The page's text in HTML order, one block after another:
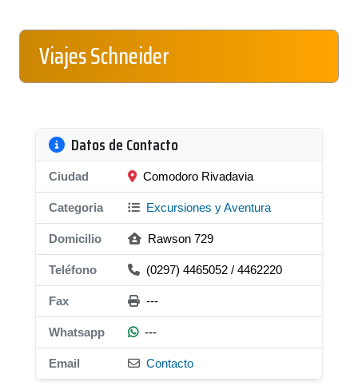
Viajes Schneider
Datos de Contacto
Ciudad Comodoro Rivadavia
Categoria Excursiones y Aventura
Domicilio Rawson 729
Teléfono (0297) 4465052 / 4462220
Fax ---
Whatsapp ---
Email Contacto